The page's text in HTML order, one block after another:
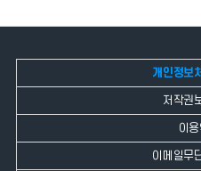
개인정보
저작권
이
이메일무